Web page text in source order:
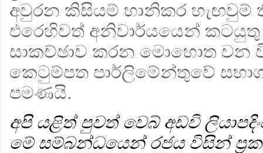
අවුරන කිසියම් හානිකර හැඟවුම්
එරෙහිවත් අනිවාර්යයෙන් කටයුතු
සාකච්ඡාව කරන මොහොත වන
කෙටුම්පත පාර්ලිමේන්තුවේ
පමණයි.
අපි යළිත් පුවත් වෙබ් අඩවි
මේ සම්බන්ධයෙන් රජය විසින්